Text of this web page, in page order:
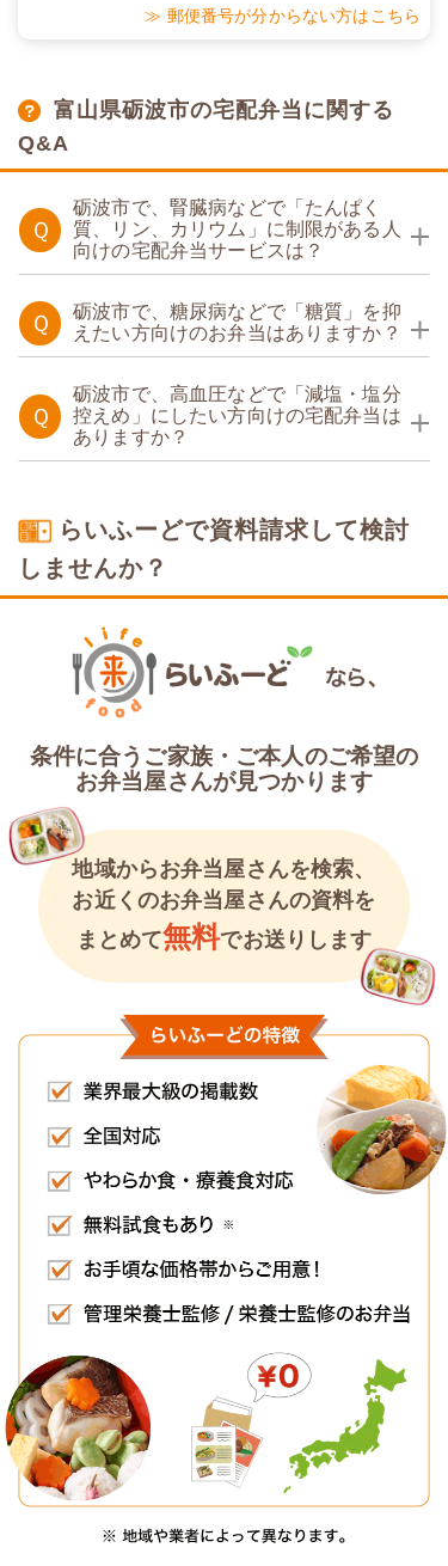
≫ 郵便番号が分からない方はこちら
富山県砺波市の宅配弁当に関する
Q&A
Ｑ
砺波市で、腎臓病などで「たんぱく
質、リン、カリウム」に制限がある人
向けの宅配弁当サービスは？
たんぱく調整食
Ｑ
砺波市で、糖尿病などで「糖質」を抑
えたい方向けのお弁当はありますか？
Ｑ
砺波市で、高血圧などで「減塩・塩分
控えめ」にしたい方向けの宅配弁当は
ありますか？
らいふーどで資料請求して検討
しませんか？
条件に合うご家族・ご本人のご希望の
お弁当屋さんが見つかります
地域からお弁当屋さんを検索、
お近くのお弁当屋さんの資料を
まとめて無料でお送りします